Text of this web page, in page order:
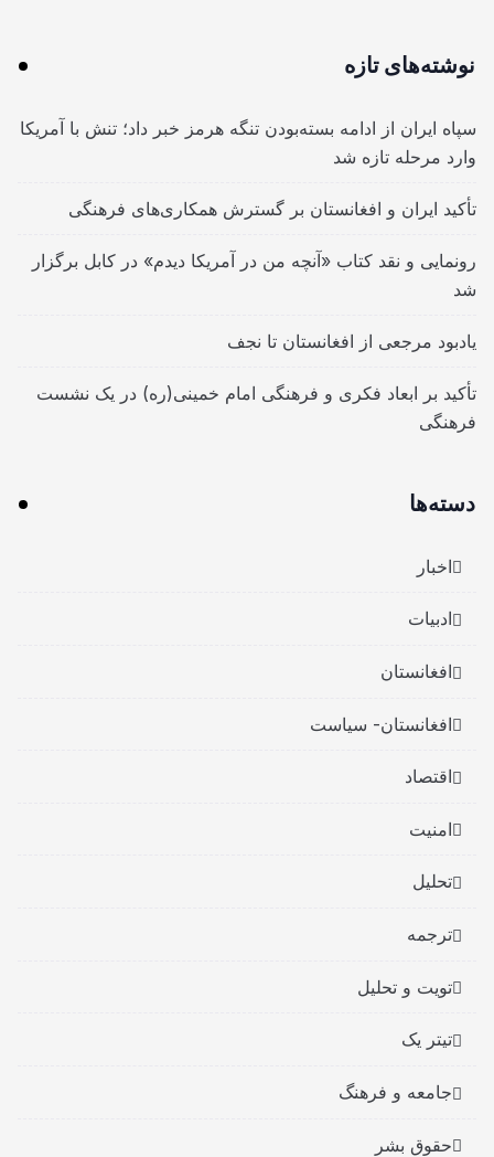
نوشته‌های تازه
سپاه ایران از ادامه بسته‌بودن تنگه هرمز خبر داد؛ تنش با آمریکا
وارد مرحله تازه شد
تأکید ایران و افغانستان بر گسترش همکاری‌های فرهنگی
رونمایی و نقد کتاب «آنچه من در آمریکا دیدم» در کابل برگزار
شد
یادبود مرجعی از افغانستان تا نجف
تأکید بر ابعاد فکری و فرهنگی امام خمینی(ره) در یک نشست
فرهنگی
دسته‌ها
اخبار
ادبیات
افغانستان
افغانستان- سیاست
اقتصاد
امنیت
تحلیل
ترجمه
تویت و تحلیل
تیتر یک
جامعه و فرهنگ
حقوق بشر